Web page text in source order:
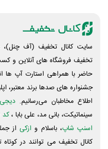
سایت کانال تخفیف (آف چنل)،
تخفیف فروشگاه های آنلاین و
حاضر با همراهی استارت آپ ها
جشنواره های صدها برند معتبر،
اطلاع مخاطبان می‌رسانیم.
سینماتیکت، بانی مد، علی‌ بابا ،کد
اسنپ شاپ، باسلام و ازکی از
کانال تخفیف می توانند در